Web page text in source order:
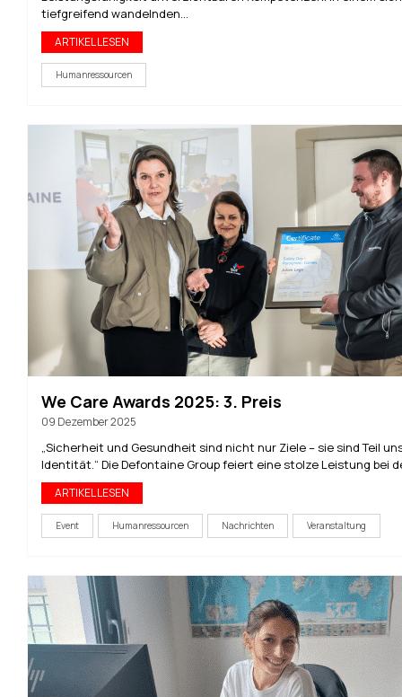
tiefgreifend wandelnden...
ARTIKEL LESEN
Humanressourcen
We Care Awards 2025: 3. Preis
09 Dezember 2025
„Sicherheit und Gesundheit sind nicht nur Ziele – sie sind Teil
Identität.“ Die Defontaine Group feiert eine stolze Leistung bei
ARTIKEL LESEN
Event Humanressourcen Nachrichten Veranstaltung